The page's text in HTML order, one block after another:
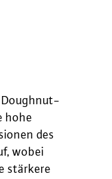
Doughnut-
hohe
des
wobei
stärkere